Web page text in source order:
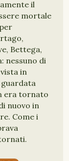
il
mortale
Bettega,
nessuno di
in
guardata
era tornato
nuovo in
Come i